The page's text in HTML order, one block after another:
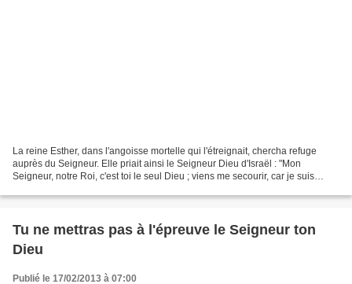
La reine Esther, dans l'angoisse mortelle qui l'étreignait, chercha refuge
auprès du Seigneur. Elle priait ainsi le Seigneur Dieu d'Israël : "Mon
Seigneur, notre Roi, c'est toi le seul Dieu ; viens me secourir, car je suis
Tu ne mettras pas à l'épreuve le Seigneur ton
Dieu
Publié le 17/02/2013 à 07:00